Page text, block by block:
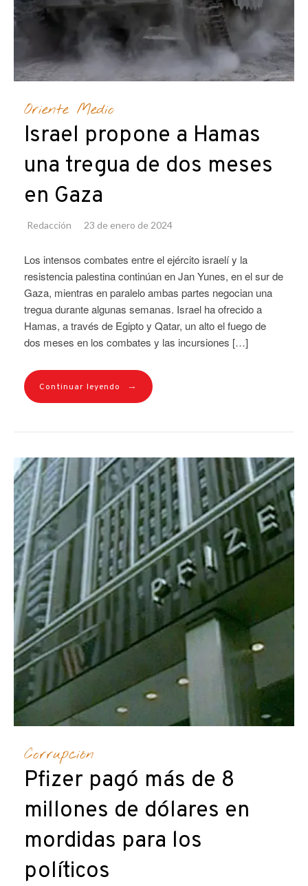
Oriente Medio
Israel propone a Hamas
una tregua de dos meses
en Gaza
Redacción 23 de enero de 2024
Los intensos combates entre el ejército israelí y la
resistencia palestina continúan en Jan Yunes, en el sur de
Gaza, mientras en paralelo ambas partes negocian una
tregua durante algunas semanas. Israel ha ofrecido a
Hamas, a través de Egipto y Qatar, un alto el fuego de
dos meses en los combates y las incursiones […]
Continuar leyendo →
Corrupción
Pfizer pagó más de 8
millones de dólares en
mordidas para los
políticos